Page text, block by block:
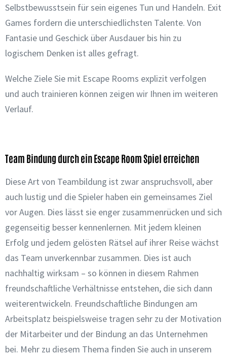
Selbstbewusstsein für sein eigenes Tun und Handeln. Exit
Games fordern die unterschiedlichsten Talente. Von
Fantasie und Geschick über Ausdauer bis hin zu
logischem Denken ist alles gefragt.
Welche Ziele Sie mit Escape Rooms explizit verfolgen
und auch trainieren können zeigen wir Ihnen im weiteren
Verlauf.
Team Bindung durch ein Escape Room Spiel erreichen
Diese Art von Teambildung ist zwar anspruchsvoll, aber
auch lustig und die Spieler haben ein gemeinsames Ziel
vor Augen. Dies lässt sie enger zusammenrücken und sich
gegenseitig besser kennenlernen. Mit jedem kleinen
Erfolg und jedem gelösten Rätsel auf ihrer Reise wächst
das Team unverkennbar zusammen. Dies ist auch
nachhaltig wirksam – so können in diesem Rahmen
freundschaftliche Verhältnisse entstehen, die sich dann
weiterentwickeln. Freundschaftliche Bindungen am
Arbeitsplatz beispielsweise tragen sehr zu der Motivation
der Mitarbeiter und der Bindung an das Unternehmen
bei. Mehr zu diesem Thema finden Sie auch in unserem